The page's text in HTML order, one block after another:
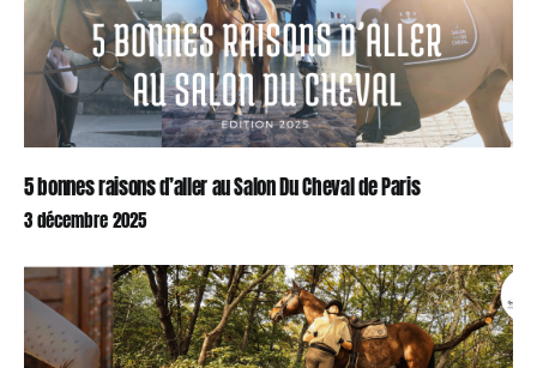
5 bonnes raisons d’aller au Salon Du Cheval de Paris
3 décembre 2025